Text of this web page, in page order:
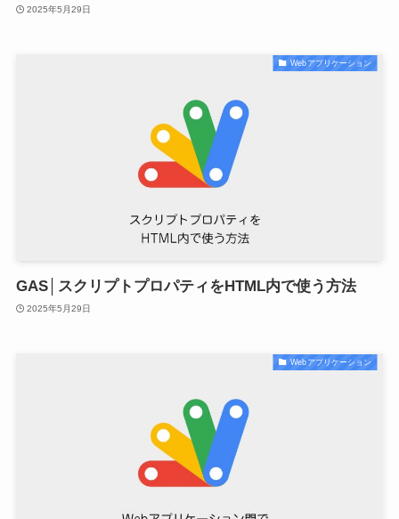
2025年5月29日
Webアプリケーション
GAS│スクリプトプロパティをHTML内で使う方法
2025年5月29日
Webアプリケーション